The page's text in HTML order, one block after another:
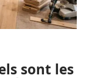
sont les